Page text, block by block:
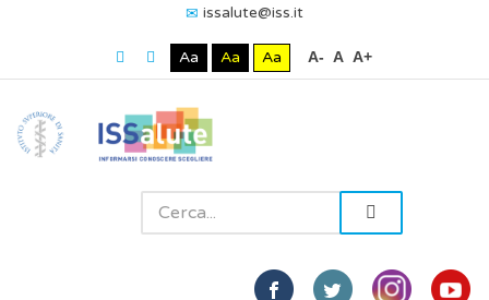
issalute@iss.it
Aa Aa Aa A- A A+